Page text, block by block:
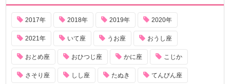
2017年 2018年 2019年 2020年
2021年 いて座 うお座 おうし座
おとめ座 おひつじ座 かに座 こじか
さそり座 しし座 たぬき てんびん座